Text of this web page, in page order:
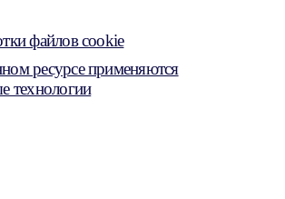
файлов cookie
ресурсе применяются
технологии